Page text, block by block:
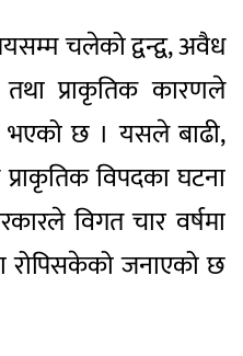
चलेको द्वन्द्व, अवैध
प्राकृतिक कारणले
भएको छ । यसले बाढी,
विपदका घटना
विगत चार वर्षमा
रोपिसकेको जनाएको छ